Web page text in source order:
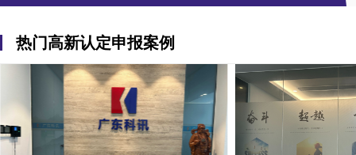
热门高新认定申报案例